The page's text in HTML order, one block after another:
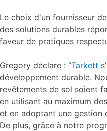
Le choix d'un fournisseur
des solutions durables
faveur de pratiques
Gregory déclare : “Tarkett
développement durable.
revêtements de sol soient
en utilisant au maximum
et en adoptant une gestion
De plus, grâce à notre